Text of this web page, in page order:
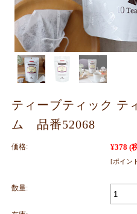
ティーブティック
ム 品番52068
価格: ¥378 (
[ポイン
数量: